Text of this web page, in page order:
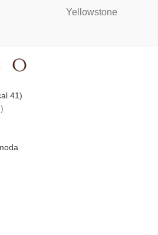
Yellowstone
41)